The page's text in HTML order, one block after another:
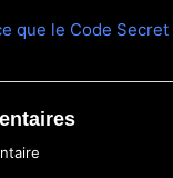
que le Code